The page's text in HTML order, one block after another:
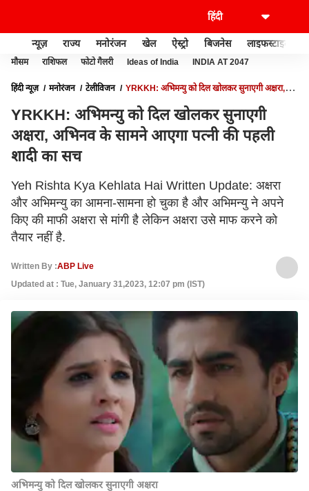
न्यूज़ राज्य मनोरंजन खेल ऐस्ट्रो बिजनेस लाइफस्टाइल
मौसम राशिफल फोटो गैलरी Ideas of India INDIA AT 2047
हिंदी न्यूज़ मनोरंजन टेलीविजन
YRKKH: अभिमन्यु को दिल खोलकर सुनाएगी अक्षरा,
YRKKH: अभिमन्यु को दिल खोलकर सुनाएगी
अक्षरा, अभिनव के सामने आएगा पत्नी की पहली
शादी का सच
Yeh Rishta Kya Kehlata Hai Written Update: अक्षरा
और अभिमन्यु का आमना-सामना हो चुका है और अभिमन्यु ने अपने
किए की माफी अक्षरा से मांगी है लेकिन अक्षरा उसे माफ करने को
तैयार नहीं है.
Written By :ABP Live
Updated at : Tue, January 31,2023, 12:07 pm (IST)
अभिमन्यु को दिल खोलकर सुनाएगी अक्षरा